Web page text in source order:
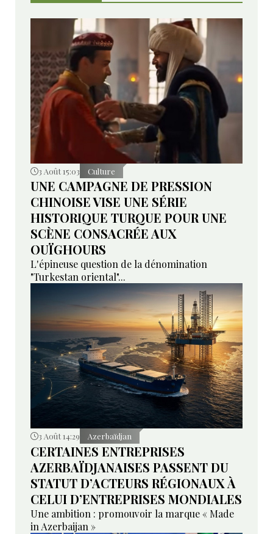
3 Août 15:03 Culture
UNE CAMPAGNE DE PRESSION
CHINOISE VISE UNE SÉRIE
HISTORIQUE TURQUE POUR UNE
SCÈNE CONSACRÉE AUX
OUÏGHOURS
L'épineuse question de la dénomination
"Turkestan oriental"...
3 Août 14:29 Azerbaïdjan
CERTAINES ENTREPRISES
AZERBAÏDJANAISES PASSENT DU
STATUT D’ACTEURS RÉGIONAUX À
CELUI D’ENTREPRISES MONDIALES
Une ambition : promouvoir la marque « Made
in Azerbaijan »